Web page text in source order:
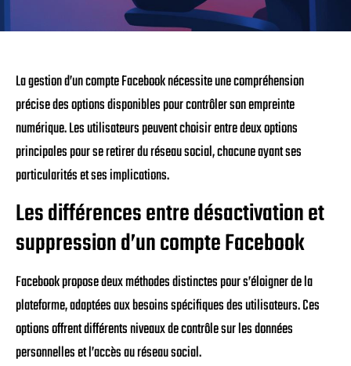
La gestion d’un compte Facebook nécessite une compréhension
précise des options disponibles pour contrôler son empreinte
numérique. Les utilisateurs peuvent choisir entre deux options
principales pour se retirer du réseau social, chacune ayant ses
particularités et ses implications.
Les différences entre désactivation et
suppression d’un compte Facebook
Facebook propose deux méthodes distinctes pour s’éloigner de la
plateforme, adaptées aux besoins spécifiques des utilisateurs. Ces
options offrent différents niveaux de contrôle sur les données
personnelles et l’accès au réseau social.